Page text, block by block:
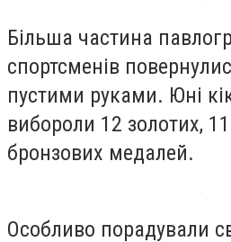
Більша частина
спортсменів
пустими руками. Юні
вибороли 12 золотих,
бронзових медалей.
Особливо порадували